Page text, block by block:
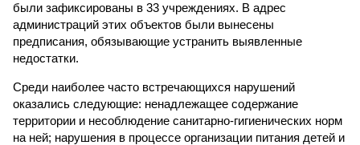
были зафиксированы в 33 учреждениях. В адрес
администраций этих объектов были вынесены
предписания, обязывающие устранить выявленные
недостатки.
Среди наиболее часто встречающихся нарушений
оказались следующие: ненадлежащее содержание
территории и несоблюдение санитарно-гигиенических норм
на ней; нарушения в процессе организации питания детей и